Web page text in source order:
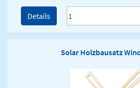
Details
Solar Holzbausatz